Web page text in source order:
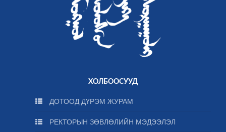
ХОЛБООСУУД
ДОТООД ДҮРЭМ ЖУРАМ
РЕКТОРЫН ЗӨВЛӨЛИЙН МЭДЭЭЛЭЛ